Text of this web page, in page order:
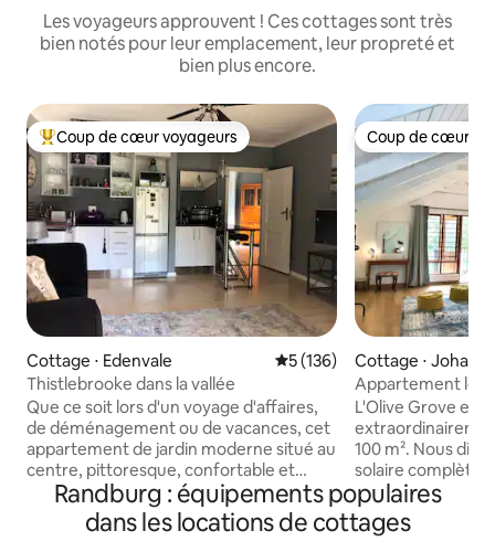
Les voyageurs approuvent ! Ces cottages sont très
bien notés pour leur emplacement, leur propreté et
bien plus encore.
Coups de cœur voyageurs les plus appréciés
Coup de cœur voyageurs
Cottage ⋅ Edenvale Évaluation moyenne sur la
5 (136)
Thistlebrooke dans la vallée
Que ce soit lors d'un voyage d'affaires,
de déménagement ou de vacances, cet
appartement de jardin moderne situé au
centre, pittoresque, confortable et
entièrement meublé, offre plus
d'espace et d'intimité que dans
n'importe quel hôtel. Il est
Coup de cœur
Coup de cœur
Cottage ⋅
Appartement loft
spacieux.
L'Olive Grove est
100 m². Nous disposons d'une énergie
solaire complète
problème
Sud. Réveillez-vous dans une chambre
loft avec des
Randburg : équipements populaires
dans les locations de cottages